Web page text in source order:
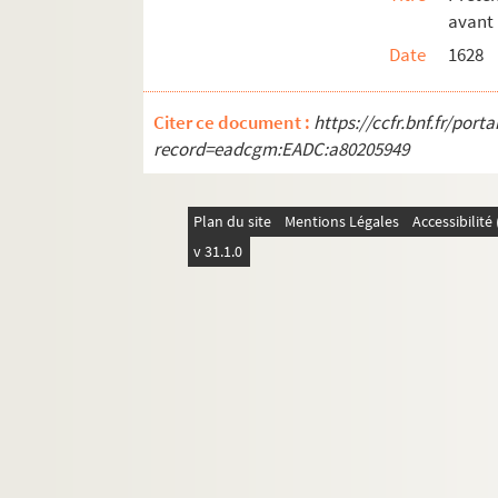
211. Réception faite par la ville de
265. « Extrait des règlemens pour
272. Trois actes de la cour de Rome
279. « Recès de l'assemblée du clergé
306. Recès de la même assemblée,
avant
Date
1628
Citer ce document : https://ccfr.bnf.fr/
record=eadcgm:EADC:a80205949
Plan du site Mentions Légales
v 31.1.0